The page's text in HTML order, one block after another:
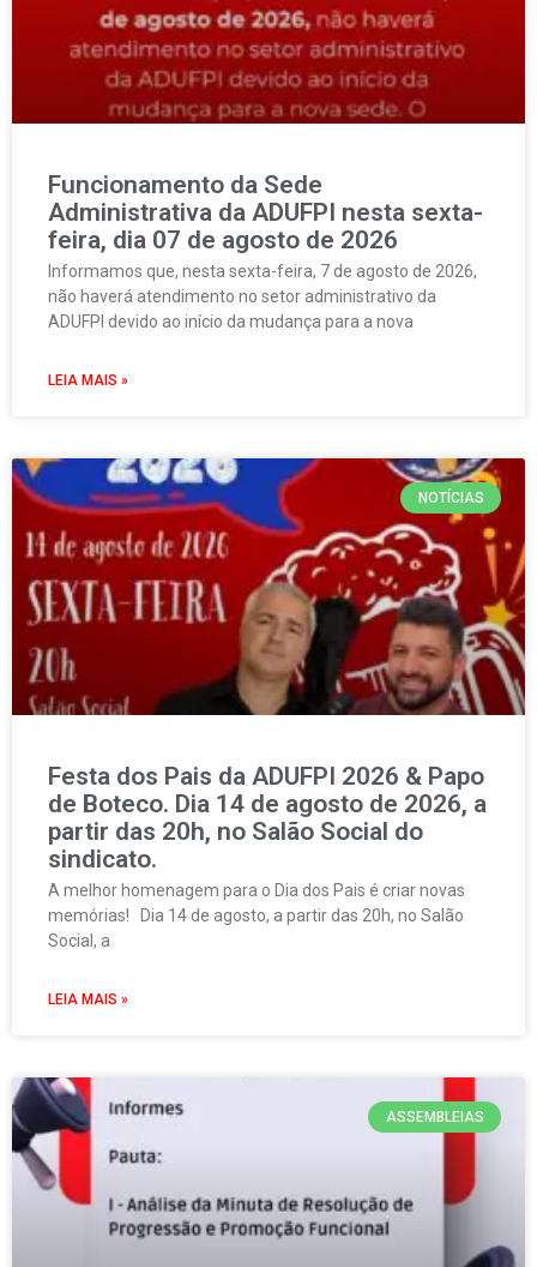
Funcionamento da Sede
Administrativa da ADUFPI nesta sexta-
feira, dia 07 de agosto de 2026
Informamos que, nesta sexta-feira, 7 de agosto de 2026,
não haverá atendimento no setor administrativo da
ADUFPI devido ao início da mudança para a nova
LEIA MAIS »
NOTÍCIAS
Festa dos Pais da ADUFPI 2026 & Papo
de Boteco. Dia 14 de agosto de 2026, a
partir das 20h, no Salão Social do
sindicato.
A melhor homenagem para o Dia dos Pais é criar novas
memórias! Dia 14 de agosto, a partir das 20h, no Salão
Social, a
LEIA MAIS »
ASSEMBLEIAS